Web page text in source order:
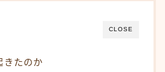
CLOSE
きたのか